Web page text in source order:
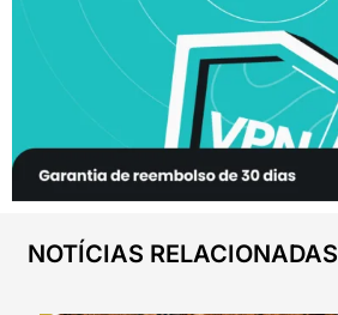
NOTÍCIAS RELACIONADAS